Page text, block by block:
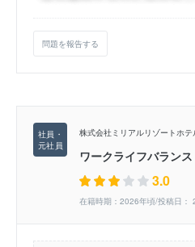
問題を報告する
株式会社ミリアルリゾートホ
ワークライフバランス
3.0
在籍時期：2026年頃/投稿日：